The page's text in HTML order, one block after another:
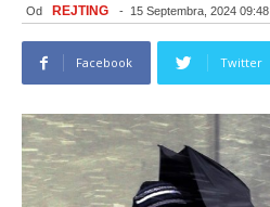
Od REJTING - 15 Septembra, 2024 09:48
Facebook Twitter